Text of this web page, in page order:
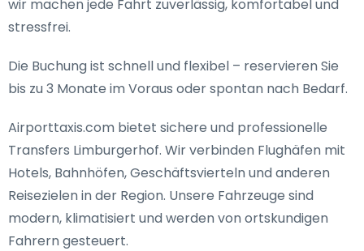
wir machen jede Fahrt zuverlässig, komfortabel und
stressfrei.
Die Buchung ist schnell und flexibel – reservieren Sie
bis zu 3 Monate im Voraus oder spontan nach Bedarf.
Airporttaxis.com bietet sichere und professionelle
Transfers Limburgerhof. Wir verbinden Flughäfen mit
Hotels, Bahnhöfen, Geschäftsvierteln und anderen
Reisezielen in der Region. Unsere Fahrzeuge sind
modern, klimatisiert und werden von ortskundigen
Fahrern gesteuert.